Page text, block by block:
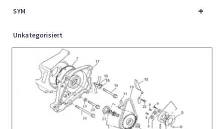
+
SYM
Unkategorisiert